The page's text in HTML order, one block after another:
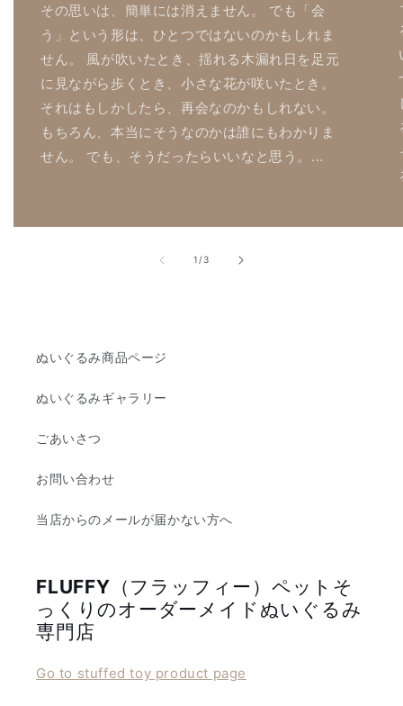
その思いは、簡単には消えません。 でも「会
う」という形は、ひとつではないのかもしれま
せん。 風が吹いたとき、揺れる木漏れ日を足元
に見ながら歩くとき、小さな花が咲いたとき。
それはもしかしたら、再会なのかもしれない。
もちろん、本当にそうなのかは誰にもわかりま
せん。 でも、そうだったらいいなと思う。...
1 /of
3
ぬいぐるみ商品ページ
ぬいぐるみギャラリー
ごあいさつ
お問い合わせ
当店からのメールが届かない方へ
FLUFFY （フラッフィー）ペットそ
っくりのオーダーメイドぬいぐるみ
専門店
Go to stuffed toy product page